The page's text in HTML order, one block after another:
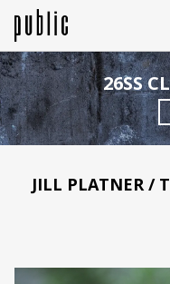
26SS
JILL PLATNER /